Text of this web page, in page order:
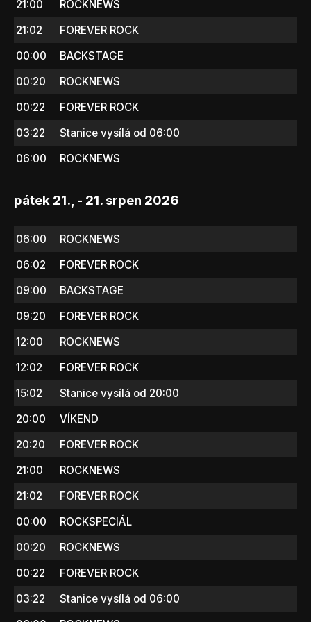
21:00
ROCKNEWS
21:02
FOREVER ROCK
00:00
BACKSTAGE
00:20
ROCKNEWS
00:22
FOREVER ROCK
03:22
Stanice vysílá od 06:00
06:00
ROCKNEWS
pátek 21., - 21. srpen 2026
06:00
ROCKNEWS
06:02
FOREVER ROCK
09:00
BACKSTAGE
09:20
FOREVER ROCK
12:00
ROCKNEWS
12:02
FOREVER ROCK
15:02
Stanice vysílá od 20:00
20:00
VÍKEND
20:20
FOREVER ROCK
21:00
ROCKNEWS
21:02
FOREVER ROCK
00:00
ROCKSPECIÁL
00:20
ROCKNEWS
00:22
FOREVER ROCK
03:22
Stanice vysílá od 06:00